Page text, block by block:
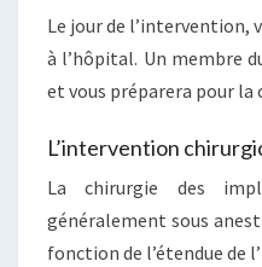
Le jour de l’intervention,
à l’hôpital. Un membre
et vous préparera pour la
L’intervention
La chirurgie des
généralement sous
fonction de l’étendue de